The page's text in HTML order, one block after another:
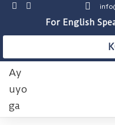
For English